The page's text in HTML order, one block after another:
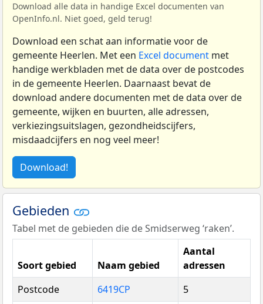
Download alle data in handige Excel documenten van
OpenInfo.nl. Niet goed, geld terug!
Download een schat aan informatie voor de
gemeente Heerlen. Met een Excel document met
handige werkbladen met de data over de postcodes
in de gemeente Heerlen. Daarnaast bevat de
download andere documenten met de data over de
gemeente, wijken en buurten, alle adressen,
verkiezingsuitslagen, gezondheidscijfers,
misdaadcijfers en nog veel meer!
Download!
Gebieden
Tabel met de gebieden die de Smidserweg ‘raken’.
Soort gebied Naam gebied
Aantal
adressen
Postcode
6419CP
5